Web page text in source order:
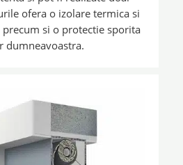
ofera o izolare termica si
si o protectie sporita
dumneavoastra.